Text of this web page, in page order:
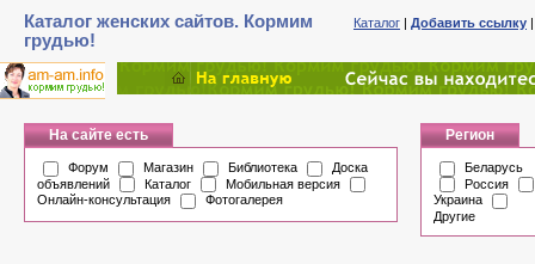
Каталог женских сайтов. Кормим
грудью!
Каталог | Добавить ссылку
На сайте есть
Форум Магазин Библиотека
Доска
объявлений
Каталог
Мобильная версия
Онлайн-консультация
Фотогалерея
Регион
Беларусь
Россия
Украина
Другие